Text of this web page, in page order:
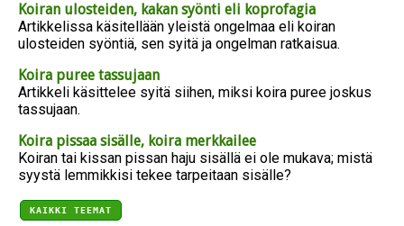
Koiran ulosteiden, kakan syönti eli koprofagia
Artikkelissa käsitellään yleistä ongelmaa eli koiran
ulosteiden syöntiä, sen syitä ja ongelman ratkaisua.
Koira puree tassujaan
Artikkeli käsittelee syitä siihen, miksi koira puree joskus
tassujaan.
Koira pissaa sisälle, koira merkkailee
Koiran tai kissan pissan haju sisällä ei ole mukava; mistä
syystä lemmikkisi tekee tarpeitaan sisälle?
KAIKKI TEEMAT